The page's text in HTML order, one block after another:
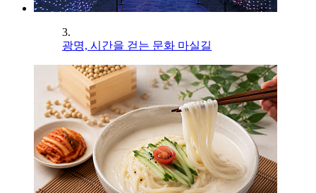
3.
광명, 시간을 걷는 문화 마실길